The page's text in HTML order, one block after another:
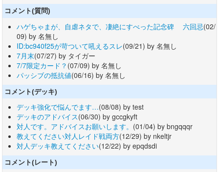
コメント(質問)
ハゲちゃまが、自虐ネタで、凄絶にすべった記念碑 六回忌(02/
09) by 名無し
ID:bc940f25が苛ついて吼えるスレ(09/21) by 名無し
7月末(07/27) by タイガー
7/7限定カード？ (07/09) by 名無し
パッシブの抵抗値(06/16) by 名無し
コメント(デッキ)
デッキ強化で悩んでます…(08/08) by test
デッキのアドバイス(06/30) by gccgkyft
対人です。アドバイスお願いします。 (01/04) by bngqqqr
教えてください対人レイド戦両方(12/29) by nkeltjr
対人デッキ教えてください(12/22) by epqdsdi
コメント(レート)